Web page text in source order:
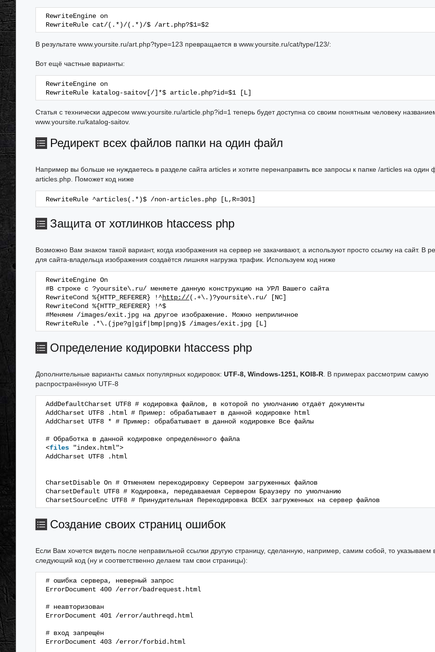
RewriteEngine on
RewriteRule cat/(.*)/(.*)/$ /art.php?$1=$2
В результате www.yoursite.ru/art.php?type=123 превращается в www.yoursite.ru/cat/type/123/:
Вот ещё частные варианты:
RewriteEngine on
RewriteRule katalog-saitov[/]*$ article.php?id=$1 [L]
Статья с технически адресом www.yoursite.ru/article.php?id=1 теперь будет доступна со своим понятным человеку
www.yoursite.ru/katalog-saitov.
Редирект всех файлов папки на один файл
Например вы больше не нуждаетесь в разделе сайта articles и хотите перенаправить все запросы к папке /articles на один
articles.php. Поможет код ниже
RewriteRule ^articles(.*)$ /non-articles.php [L,R=301]
Защита от хотлинков htaccess php
Возможно Вам знаком такой вариант, когда изображения на сервер не закачивают, а используют просто ссылку на сайт. В
для сайта-владельца изображения создаётся лишняя нагрузка трафик. Используем код ниже
RewriteEngine On
#В строке с ?yoursite\.ru/ меняете данную конструкцию на УРЛ Вашего сайта
RewriteCond %{HTTP_REFERER} !^http://(.+\.)?yoursite\.ru/ [NC]
RewriteCond %{HTTP_REFERER} !^$
#Меняем /images/exit.jpg на другое изображение. Можно неприличное
RewriteRule .*\.(jpe?g|gif|bmp|png)$ /images/exit.jpg [L]
Определение кодировки htaccess php
Дополнительные варианты самых популярных кодировок: UTF-8, Windows-1251, KOI8-R . В примерах рассмотрим самую
распространённую UTF-8
AddDefaultCharset UTF8 # кодировка файлов, в которой по умолчанию отдаёт документы
AddCharset UTF8 .html # Пример: обрабатывает в данной кодировке html
AddCharset UTF8 * # Пример: обрабатывает в данной кодировке Все файлы
# Обработка в данной кодировке определённого файла
<files
"index.html">
AddCharset UTF8 .html
CharsetDisable On # Отменяем перекодировку Сервером загруженных файлов
CharsetDefault UTF8 # Кодировка, передаваемая Сервером Браузеру по умолчанию
CharsetSourceEnc UTF8 # Принудительная Перекодировка ВСЕХ загруженных на сервер файлов
Создание своих страниц ошибок
Если Вам хочется видеть после неправильной ссылки другую страницу, сделанную, например, самим собой, то указываем
следующий код (ну и соответственно делаем там свои страницы):
# ошибка сервера, неверный запрос
ErrorDocument 400 /error/badrequest.html
# неавторизован
ErrorDocument 401 /error/authreqd.html
# вход запрещён
ErrorDocument 403 /error/forbid.html